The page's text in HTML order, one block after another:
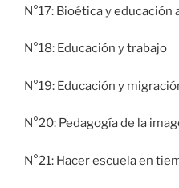
N°17: Bioética y educación
N°18: Educación y trabajo
N°19: Educación y
N°20: Pedagogía de la
N°21: Hacer escuela en